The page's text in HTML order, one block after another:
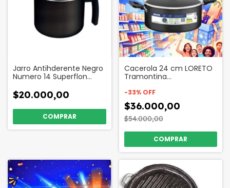
Jarro Antihderente Negro
Numero 14 Superflon
$20.000,00
Cacerola 24 cm LORETO
Tramontina
66557
-33% OFF
$36.000,00
$54.000,00